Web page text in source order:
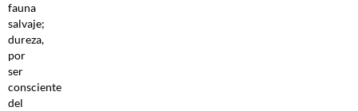
fauna
salvaje;
dureza,
por
ser
consciente
del